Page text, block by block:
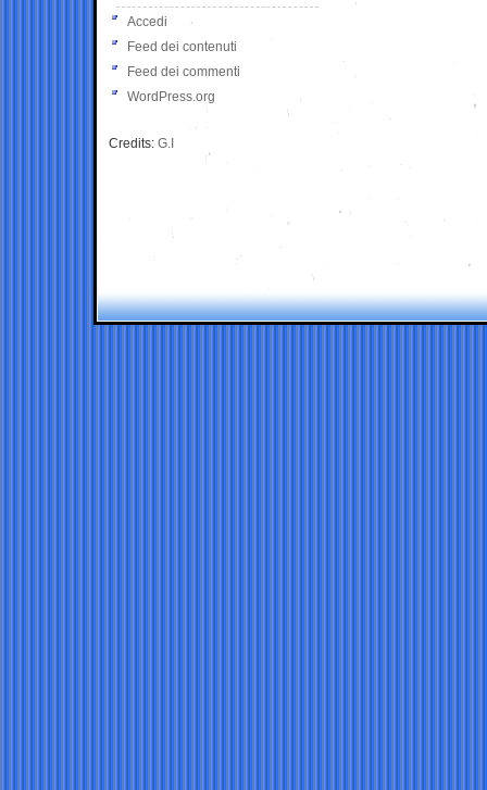
Accedi
Feed dei contenuti
Feed dei commenti
WordPress.org
Credits: G.I